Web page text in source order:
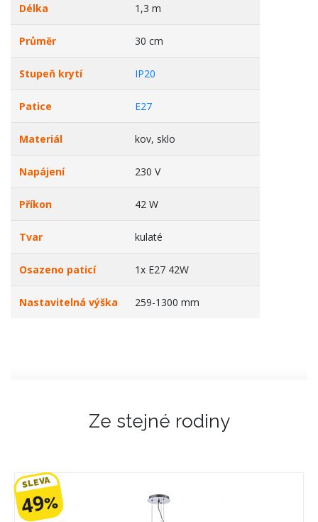
Délka 1,3 m
Průměr 30 cm
Stupeň krytí IP20
Patice E27
Materiál kov, sklo
Napájení 230 V
Příkon 42 W
Tvar kulaté
Osazeno paticí 1x E27 42W
Nastavitelná výška 259-1300 mm
Ze stejné rodiny
SLEVA
49%